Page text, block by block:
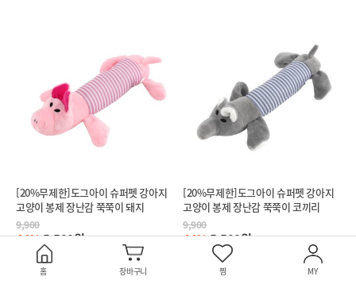
[20%무제한]도그아이 슈퍼펫 강아지
고양이 봉제 장난감 쭉쭉이 돼지
9,900
44%5,500원
20%쿠폰
[20%무제한]도그아이 슈퍼펫 강아지
고양이 봉제 장난감 쭉쭉이 코끼리
9,900
44%5,500원
20%쿠폰
최저가도전
홈
장바구니 찜 MY